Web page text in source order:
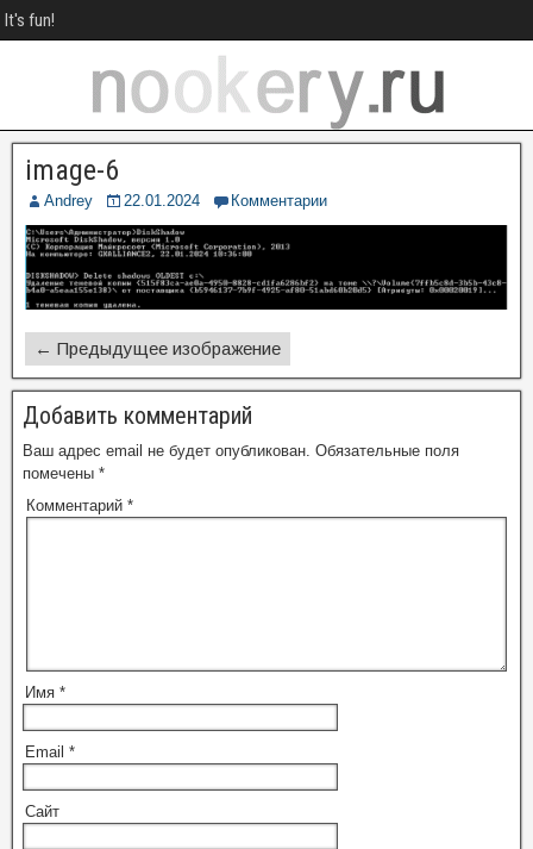
It's fun!
image-6
Andrey 22.01.2024 Комментарии
← Предыдущее изображение
Добавить комментарий
Ваш адрес email не будет опубликован. Обязательные поля
помечены *
Комментарий *
Имя *
Email *
Сайт